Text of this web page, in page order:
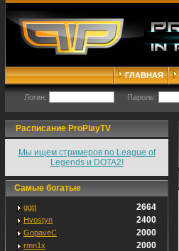
ГЛАВНАЯ
Логин: Пароль:
Расписание ProPlayTV
Мы ищем стримеров по League of
Legends и DOTA2!
Самые богатые
ggtt 2664
Hvostyn 2400
GopaveC 2000
rmn1x 2000